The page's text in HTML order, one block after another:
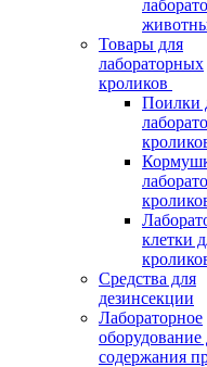
Товары для
лабораторных
кроликов
Поилки
клетки
Средства для
дезинсекции
Лабораторное
оборудование
содержания